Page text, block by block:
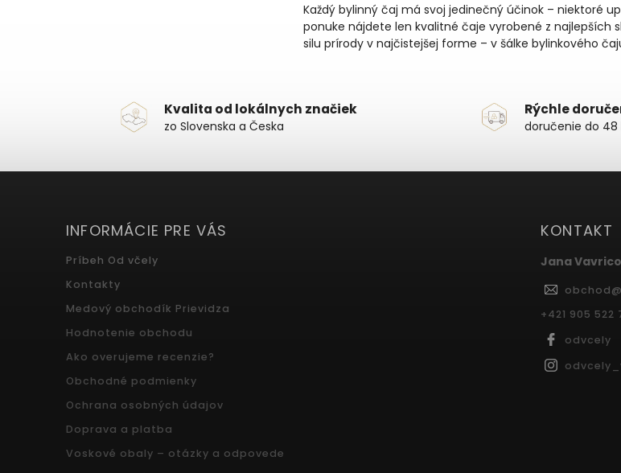
Každý bylinný čaj má svoj jedinečný účinok – niektoré
ponuke nájdete len kvalitné čaje vyrobené z najlepších
silu prírody v najčistejšej forme – v šálke bylinkového
Kvalita od lokálnych značiek
zo Slovenska a Česka
Rýchle
doručenie do 48
INFORMÁCIE PRE VÁS
Príbeh Od včely
Kontakty
Medový obchodík Prievidza
Hodnotenie obchodu
Ako overujeme recenzie?
Obchodné podmienky
Ochrana osobných údajov
Doprava a platba
Voskové obaly – otázky a odpovede
KONTAKT
Jana
obchod@
+421 905 522
odvcely